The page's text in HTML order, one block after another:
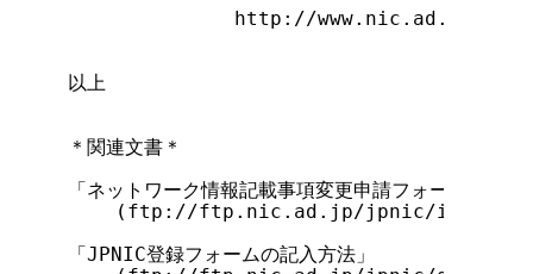
http://www.nic.ad.jp/jp/
以上
＊関連文書＊
「ネットワーク情報記載事項変更申請フォーム」
(ftp://ftp.nic.ad.jp/jpnic/
「JPNIC登録フォームの記入方法」